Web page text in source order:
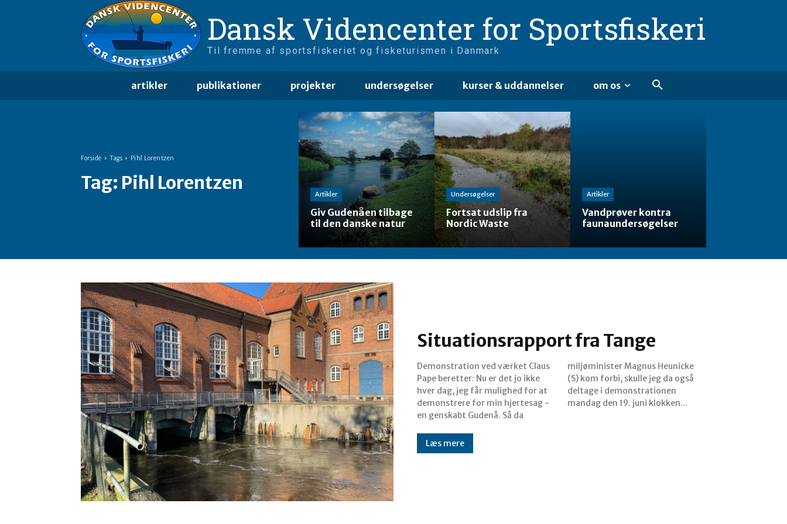
Dansk Videncenter for Sportsfiskeri
Til fremme af sportsfiskeriet og fisketurismen i Danmark
artikler publikationer projekter undersøgelser kurser & uddannelser om os
Forside Tags Pihl Lorentzen
Tag: Pihl Lorentzen
Artikler
Giv Gudenåen tilbage
til den danske natur
Undersøgelser
Fortsat udslip fra
Nordic Waste
Artikler
Vandprøver kontra
faunaundersøgelser
Situationsrapport fra Tange
Demonstration ved værket Claus
Pape beretter: Nu er det jo ikke
hver dag, jeg får mulighed for at
demonstrere for min hjertesag -
en genskabt Gudenå. Så da
miljøminister Magnus Heunicke
(S) kom forbi, skulle jeg da også
deltage i demonstrationen
mandag den 19. juni klokken...
Læs mere